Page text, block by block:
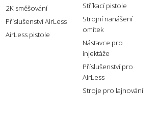
2K směšování
Příslušenství AirLess
AirLess pistole
Stříkací pistole
Strojní nanášení
omítek
Nástavce pro
injektáže
Příslušenství pro
AirLess
Stroje pro lajnování